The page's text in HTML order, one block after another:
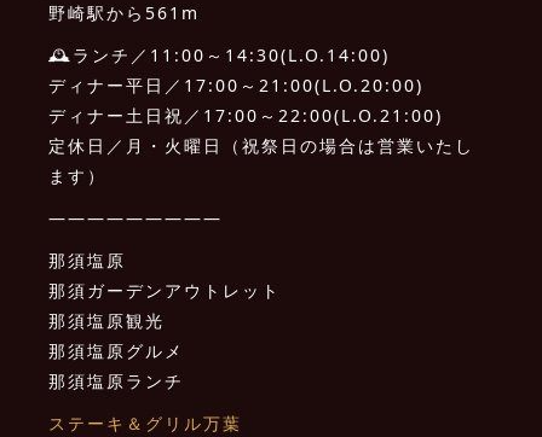
野崎駅から561m
🕰ランチ／11:00～14:30(L.O.14:00)
ディナー平日／17:00～21:00(L.O.20:00)
ディナー土日祝／17:00～22:00(L.O.21:00)
定休日／月・火曜日（祝祭日の場合は営業いたし
ます）
—————————
那須塩原
那須ガーデンアウトレット
那須塩原観光
那須塩原グルメ
那須塩原ランチ
ステーキ＆グリル万葉